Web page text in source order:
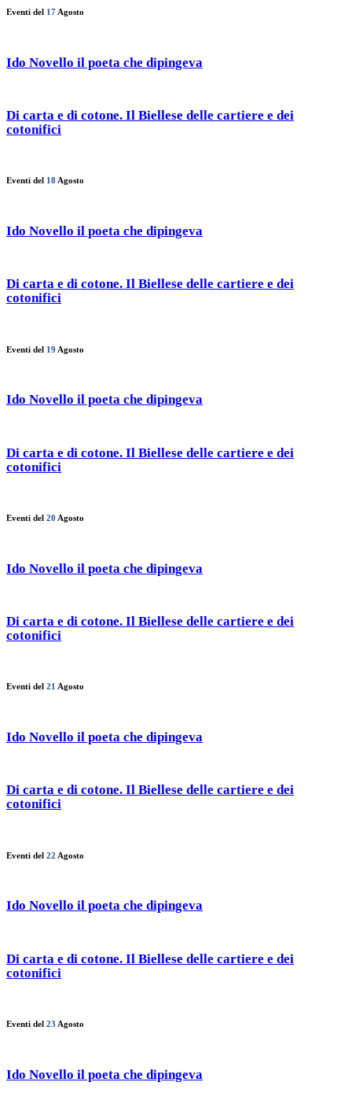
Eventi del 17 Agosto
Ido Novello il poeta che dipingeva
Di carta e di cotone. Il Biellese delle cartiere e dei
cotonifici
Eventi del 18 Agosto
Ido Novello il poeta che dipingeva
Di carta e di cotone. Il Biellese delle cartiere e dei
cotonifici
Eventi del 19 Agosto
Ido Novello il poeta che dipingeva
Di carta e di cotone. Il Biellese delle cartiere e dei
cotonifici
Eventi del 20 Agosto
Ido Novello il poeta che dipingeva
Di carta e di cotone. Il Biellese delle cartiere e dei
cotonifici
Eventi del 21 Agosto
Ido Novello il poeta che dipingeva
Di carta e di cotone. Il Biellese delle cartiere e dei
cotonifici
Eventi del 22 Agosto
Ido Novello il poeta che dipingeva
Di carta e di cotone. Il Biellese delle cartiere e dei
cotonifici
Eventi del 23 Agosto
Ido Novello il poeta che dipingeva